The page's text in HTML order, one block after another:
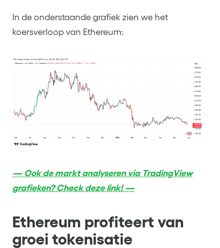
In de onderstaande grafiek zien we het
koersverloop van Ethereum:
— Ook de markt analyseren via TradingView
grafieken? Check deze link! —
Ethereum profiteert van
groei tokenisatie